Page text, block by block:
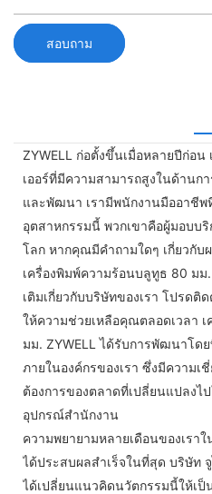
สอบถาม
ZYWELL ก่อตั้งขึ้นเมื่อหลายปีก่อ
เออร์ที่มีความสามารถสูงในด้านก
และพัฒนา เรามีพนักงานมืออาชี
อุตสาหกรรมนี้ พวกเขาคือผู้มอบบ
โลก หากคุณมีคำถามใดๆ เกี่ยวกั
เครื่องพิมพ์ความร้อนบลูทูธ 80 มม
เติมเกี่ยวกับบริษัทของเรา โปรดติ
ให้ความช่วยเหลือคุณตลอดเวลา
มม. ZYWELL ได้รับการพัฒนาโ
ภายในองค์กรของเรา ซึ่งมีความ
ต้องการของตลาดที่เปลี่ยนแปลงไ
อุปกรณ์สำนักงาน
ความพยายามหลายเดือนของเร
ได้ประสบผลสำเร็จในที่สุด บริษัท
ได้เปลี่ยนแนวคิดนวัตกรรมนี้ให้เ